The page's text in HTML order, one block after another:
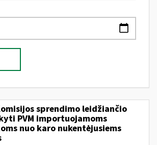
sprendimo leidžiančio
PVM importuojamoms
nuo karo nukentėjusiems